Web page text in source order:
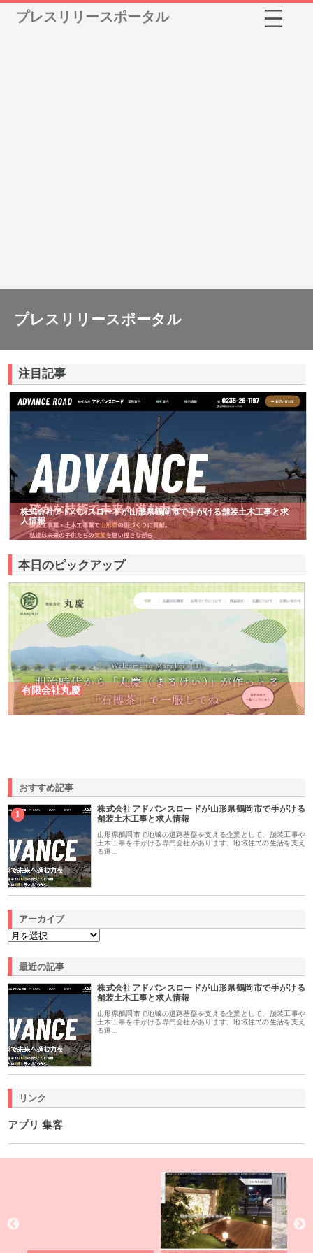
プレスリリースポータル
プレスリリースポータル
注目記事
株式会社アドバンスロードが山形県鶴岡市で手がける舗装土木工事と求
人情報
本日のピックアップ
有限会社丸慶
おすすめ記事
1
株式会社アドバンスロードが山形県鶴岡市で手がける
舗装土木工事と求人情報
山形県鶴岡市で地域の道路基盤を支える企業として、舗装工事や
土木工事を手がける専門会社があります。地域住民の生活を支え
る道…
アーカイブ
最近の記事
株式会社アドバンスロードが山形県鶴岡市で手がける
舗装土木工事と求人情報
山形県鶴岡市で地域の道路基盤を支える企業として、舗装工事や
土木工事を手がける専門会社があります。地域住民の生活を支え
る道…
リンク
アプリ 集客